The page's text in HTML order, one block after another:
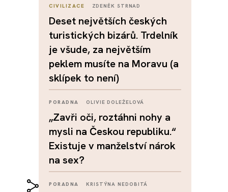
CIVILIZACE ZDENĚK STRNAD
Deset největších českých
turistických bizárů. Trdelník
je všude, za největším
peklem musíte na Moravu (a
sklípek to není)
PORADNA OLIVIE DOLEŽELOVÁ
„Zavři oči, roztáhni nohy a
mysli na Českou republiku.“
Existuje v manželství nárok
na sex?
PORADNA KRISTÝNA NEDOBITÁ